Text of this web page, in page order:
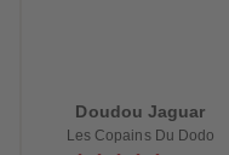
Doudou Jaguar
Les Copains Du Dodo